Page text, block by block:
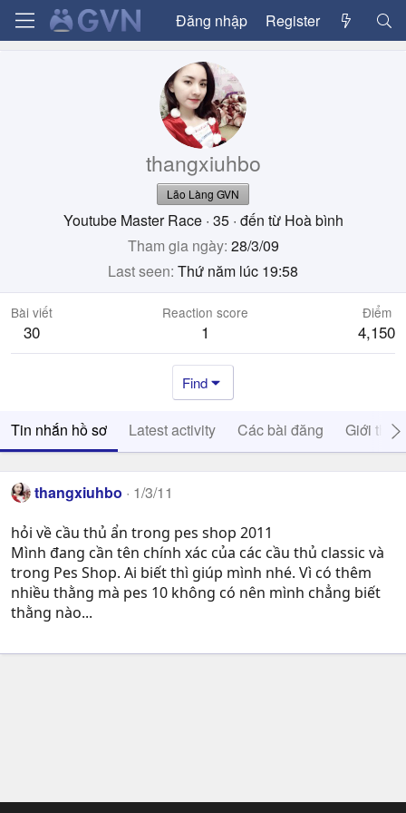
Đăng nhập Register
thangxiuhbo
Lão Làng GVN
Youtube Master Race · 35 · đến từ Hoà bình
Tham gia ngày 28/3/09
Last seen Thứ năm lúc 19:58
Bài viết
30
Reaction score
1
Điểm
4,150
Find
Tin nhắn hồ sơ Latest activity Các bài đăng Giới thiệu
thangxiuhbo 1/3/11
hỏi về cầu thủ ẩn trong pes shop 2011
Mình đang cần tên chính xác của các cầu thủ classic và
trong Pes Shop. Ai biết thì giúp mình nhé. Vì có thêm
nhiều thằng mà pes 10 không có nên mình chẳng biết
thằng nào...